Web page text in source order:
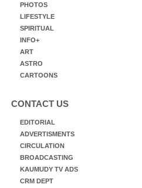
PHOTOS
LIFESTYLE
SPIRITUAL
INFO+
ART
ASTRO
CARTOONS
CONTACT US
EDITORIAL
ADVERTISMENTS
CIRCULATION
BROADCASTING
KAUMUDY TV ADS
CRM DEPT